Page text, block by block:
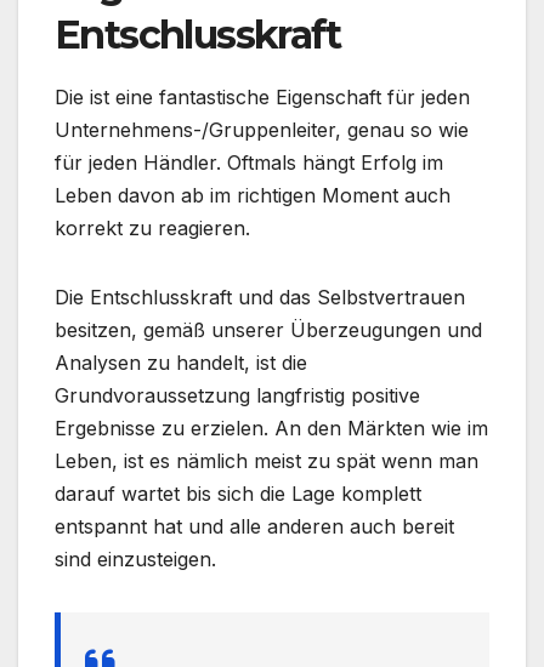
Entschlusskraft
Die ist eine fantastische Eigenschaft für jeden
Unternehmens-/Gruppenleiter, genau so wie
für jeden Händler. Oftmals hängt Erfolg im
Leben davon ab im richtigen Moment auch
korrekt zu reagieren.
Die Entschlusskraft und das Selbstvertrauen
besitzen, gemäß unserer Überzeugungen und
Analysen zu handelt, ist die
Grundvoraussetzung langfristig positive
Ergebnisse zu erzielen. An den Märkten wie im
Leben, ist es nämlich meist zu spät wenn man
darauf wartet bis sich die Lage komplett
entspannt hat und alle anderen auch bereit
sind einzusteigen.